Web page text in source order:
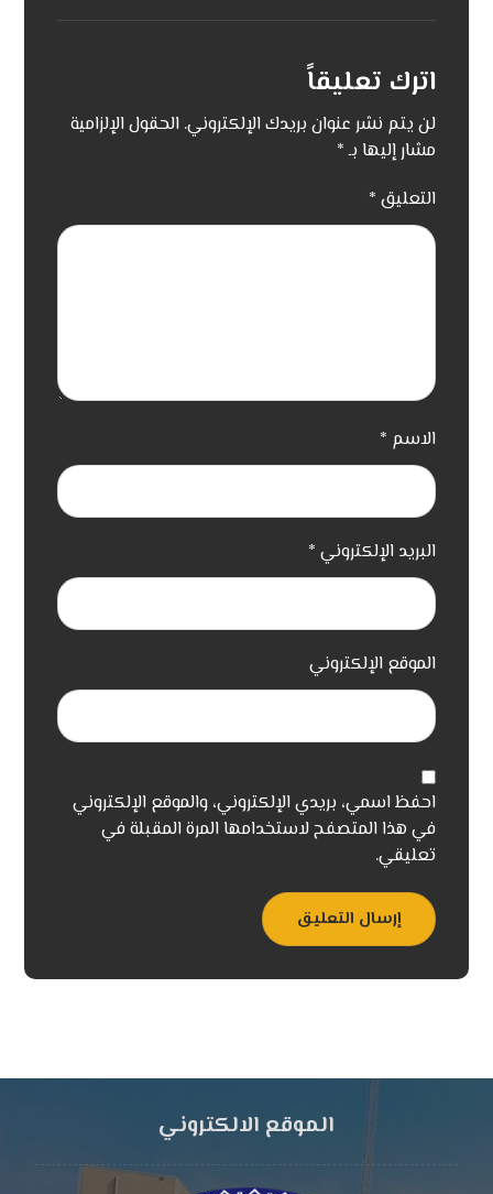
اترك تعليقاً
لن يتم نشر عنوان بريدك الإلكتروني. الحقول الإلزامية
مشار إليها بـ*
التعليق *
الاسم *
البريد الإلكتروني *
الموقع الإلكتروني
احفظ اسمي، بريدي الإلكتروني، والموقع الإلكتروني
في هذا المتصفح لاستخدامها المرة المقبلة في
تعليقي.
إرسال التعليق
الموقع الالكتروني